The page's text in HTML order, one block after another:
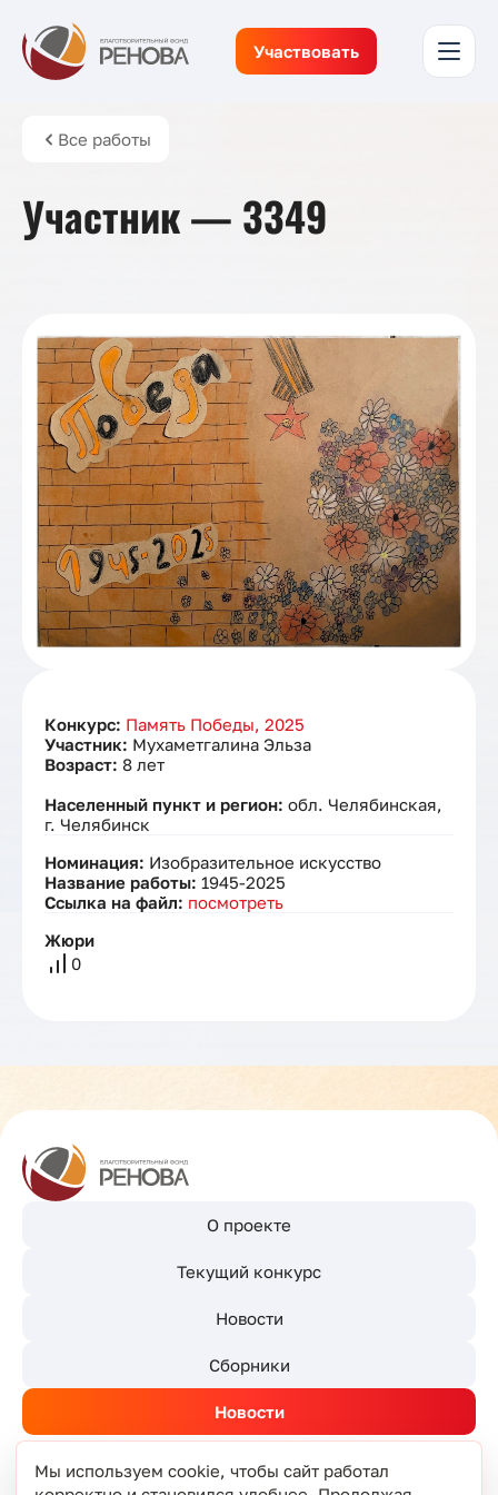
Участвовать
Все работы
Участник — 3349
Конкурс: Память Победы, 2025
Участник: Мухаметгалина Эльза
Возраст: 8 лет
Населенный пункт и регион: обл. Челябинская,
г. Челябинск
Номинация: Изобразительное искусство
Название работы: 1945-2025
Ссылка на файл: посмотреть
Жюри
0
О проекте
Текущий конкурс
Новости
Сборники
Новости
Мы используем cookie, чтобы сайт работал